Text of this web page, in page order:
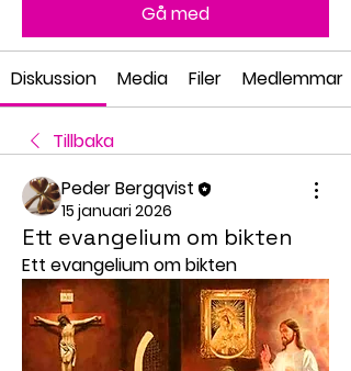
Gå med
Diskussion Media Filer Medlemmar
Tillbaka
Peder Bergqvist
15 januari 2026
Ett evangelium om bikten
Ett evangelium om bikten